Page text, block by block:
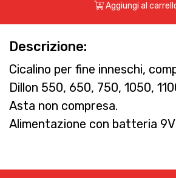
Aggiungi al
Descrizione:
Cicalino per fine inneschi,
Dillon 550, 650, 750, 1050,
Asta non compresa.
Alimentazione con batteria